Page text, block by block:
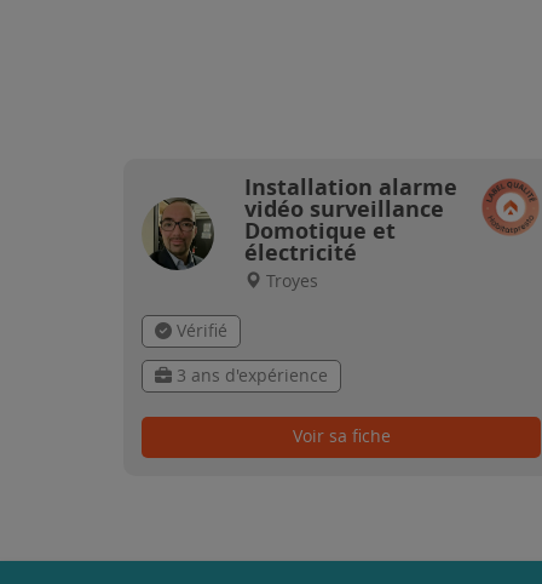
Installation alarme
vidéo surveillance
Domotique et
électricité
Troyes
Vérifié
3 ans d'expérience
Voir sa fiche